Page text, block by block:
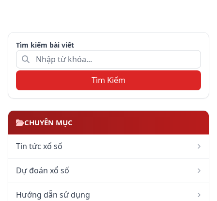
Tìm kiếm bài viết
Tìm Kiếm
CHUYÊN MỤC
Tin tức xổ số
Dự đoán xổ số
Hướng dẫn sử dụng